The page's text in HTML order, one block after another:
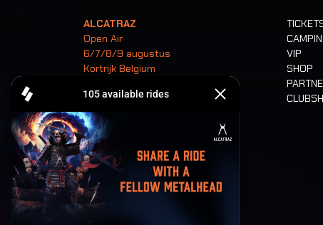
ALCATRAZ
Open Air
6/7/8/9 augustus
Kortrijk Belgium
Tickets
VIP
SHOP